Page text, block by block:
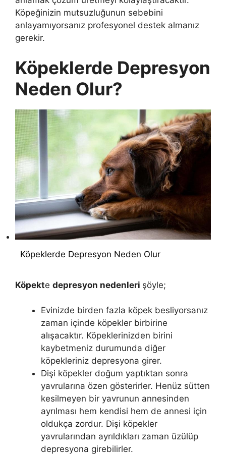
Köpeğinizin mutsuzluğunun sebebini
anlayamıyorsanız profesyonel destek almanız
gerekir.
Köpeklerde Depresyon
Neden Olur?
Köpeklerde Depresyon Neden Olur
Köpekte depresyon nedenleri şöyle;
Evinizde birden fazla köpek besliyorsanız
zaman içinde köpekler birbirine
alışacaktır. Köpeklerinizden birini
kaybetmeniz durumunda diğer
köpekleriniz depresyona girer.
Dişi köpekler doğum yaptıktan sonra
yavrularına özen gösterirler. Henüz sütten
kesilmeyen bir yavrunun annesinden
ayrılması hem kendisi hem de annesi için
oldukça zordur. Dişi köpekler
yavrularından ayrıldıkları zaman üzülüp
depresyona girebilirler.